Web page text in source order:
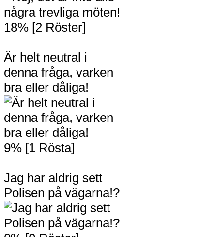
18% [2 Röster]
Är helt neutral i
denna fråga, varken
bra eller dåliga!
9% [1 Rösta]
Jag har aldrig sett
Polisen på vägarna!?